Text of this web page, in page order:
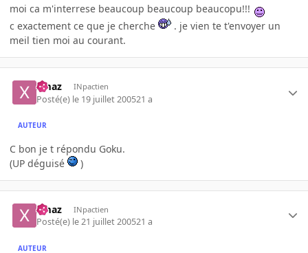
moi ca m'interrese beaucoup beaucoup beaucopu!!!
c exactement ce que je cherche
. je vien te t'envoyer un
meil tien moi au courant.
xmaz INpactien
Posté(e) le 19 juillet 200521 a
AUTEUR
C bon je t répondu Goku.
(UP déguisé
)
xmaz INpactien
Posté(e) le 21 juillet 200521 a
AUTEUR